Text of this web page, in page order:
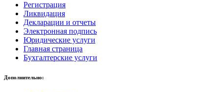
Регистрация
Ликвидация
Декларации и отчеты
Электронная подпись
Юридические услуги
Главная страница
Бухгалтерские услуги
Дополнительно: